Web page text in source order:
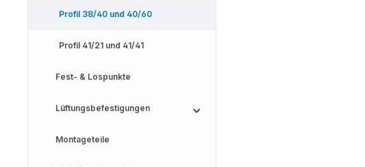
Profil 38/40 und 40/60
Profil 41/21 und 41/41
Fest- & Lospunkte
Lüftungsbefestigungen
Montageteile